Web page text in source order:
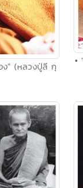
ง" (หลวงปู่ลี กุ
•